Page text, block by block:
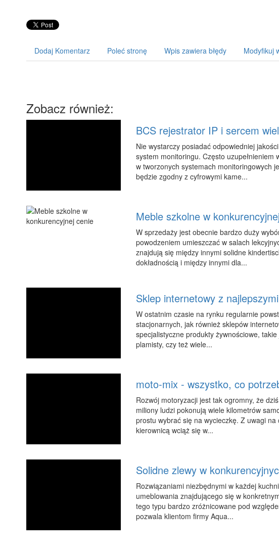
Dodaj Komentarz Poleć stronę Wpis zawiera błędy Modyfikuj
Zobacz również:
BCS rejestrator IP i sercem
Nie wystarczy posiadać odpowiedniej
system monitoringu. Często uzupełnieniem
w tworzonych systemach monitoringowych
będzie zgodny z cyfrowymi kame...
Meble szkolne w
W sprzedaży jest obecnie bardzo duży
powodzeniem umieszczać w salach
znajdują się między innymi solidne
dokładnością i między innymi dla...
Sklep internetowy z
W ostatnim czasie na rynku regularnie
stacjonarnych, jak również sklepów
specjalistyczne produkty żywnościowe,
plamisty, czy też wiele...
moto-mix - wszystko, co
Rozwój motoryzacji jest tak ogromny, że
miliony ludzi pokonują wiele kilometrów
prostu wybrać się na wycieczkę. Z uwagi
kierownicą wciąż się w...
Solidne zlewy w
Rozwiązaniami niezbędnymi w każdej
umeblowania znajdującego się w
tego typu bardzo zróżnicowane pod
pozwala klientom firmy Aqua...